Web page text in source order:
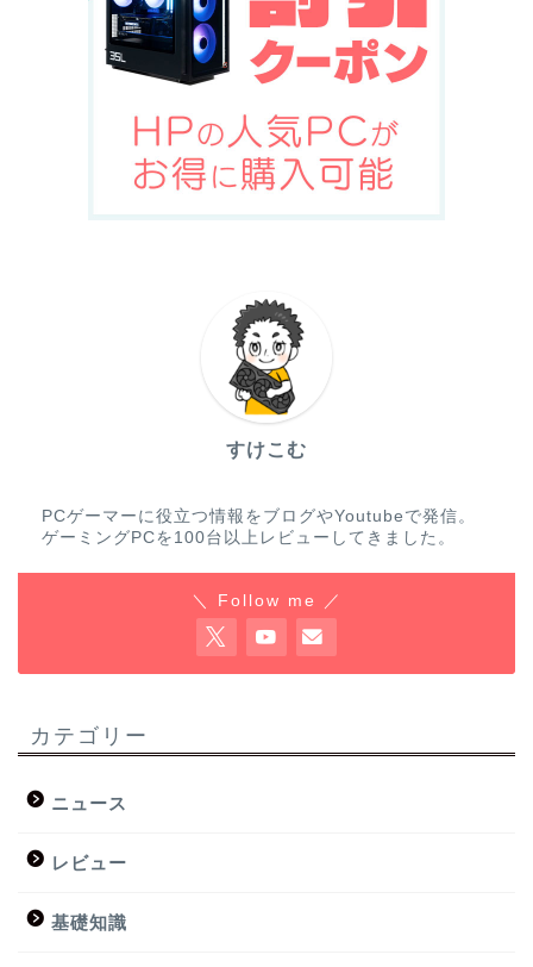
すけこむ
PCゲーマーに役立つ情報をブログやYoutubeで発信。
ゲーミングPCを100台以上レビューしてきました。
＼ Follow me ／
カテゴリー
ニュース
レビュー
基礎知識